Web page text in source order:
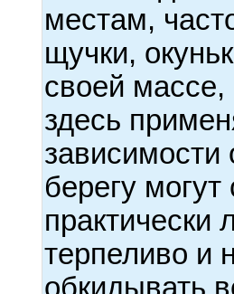
местам,
щучки,
своей массе,
здесь
зависимости
берегу могут
терпеливо и